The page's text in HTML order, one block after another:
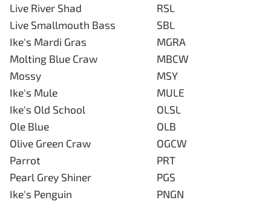
Live River Shad
RSL
Live Smallmouth Bass
SBL
Ike's Mardi Gras
MGRA
Molting Blue Craw
MBCW
Mossy
MSY
Ike's Mule
MULE
Ike's Old School
OLSL
Ole Blue
OLB
Olive Green Craw
OGCW
Parrot
PRT
Pearl Grey Shiner
PGS
Ike's Penguin
PNGN